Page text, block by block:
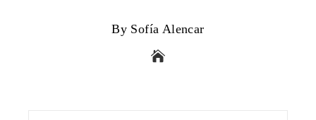
By Sofía Alencar